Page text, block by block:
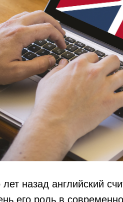
лет назад английский
его роль в